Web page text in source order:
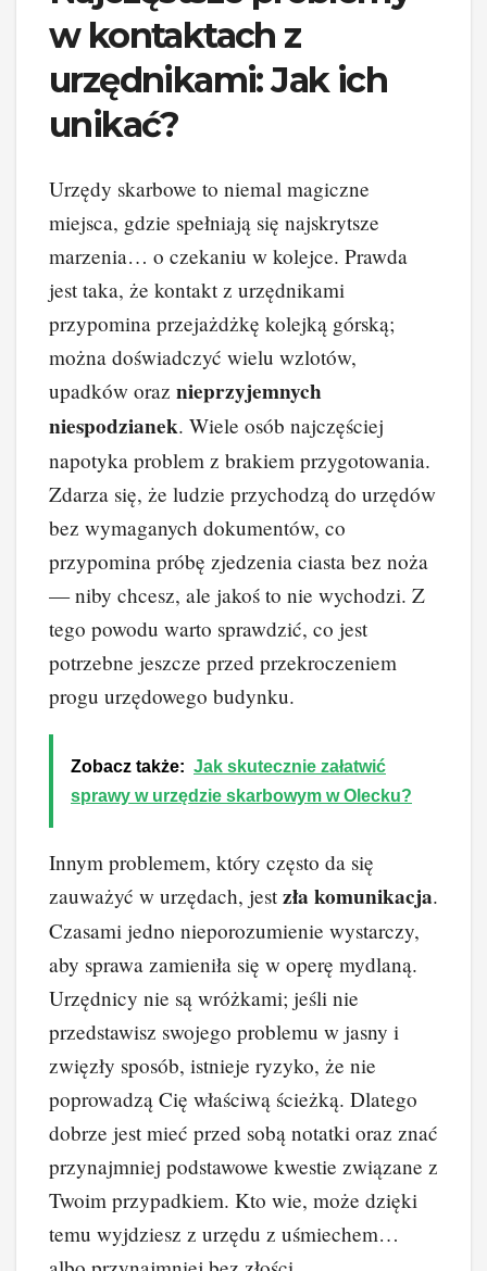
w kontaktach z
urzędnikami: Jak ich
unikać?
Urzędy skarbowe to niemal magiczne
miejsca, gdzie spełniają się najskrytsze
marzenia… o czekaniu w kolejce. Prawda
jest taka, że kontakt z urzędnikami
przypomina przejażdżkę kolejką górską;
można doświadczyć wielu wzlotów,
upadków oraz nieprzyjemnych
niespodzianek. Wiele osób najczęściej
napotyka problem z brakiem przygotowania.
Zdarza się, że ludzie przychodzą do urzędów
bez wymaganych dokumentów, co
przypomina próbę zjedzenia ciasta bez noża
— niby chcesz, ale jakoś to nie wychodzi. Z
tego powodu warto sprawdzić, co jest
potrzebne jeszcze przed przekroczeniem
progu urzędowego budynku.
Zobacz także: Jak skutecznie załatwić
sprawy w urzędzie skarbowym w Olecku?
Innym problemem, który często da się
zauważyć w urzędach, jest zła komunikacja.
Czasami jedno nieporozumienie wystarczy,
aby sprawa zamieniła się w operę mydlaną.
Urzędnicy nie są wróżkami; jeśli nie
przedstawisz swojego problemu w jasny i
zwięzły sposób, istnieje ryzyko, że nie
poprowadzą Cię właściwą ścieżką. Dlatego
dobrze jest mieć przed sobą notatki oraz znać
przynajmniej podstawowe kwestie związane z
Twoim przypadkiem. Kto wie, może dzięki
temu wyjdziesz z urzędu z uśmiechem…